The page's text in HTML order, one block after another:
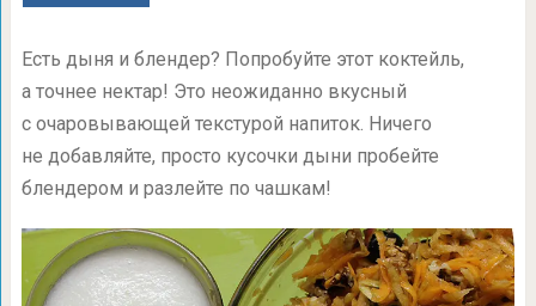
Есть дыня и блендер? Попробуйте этот коктейль,
а точнее нектар! Это неожиданно вкусный
с очаровывающей текстурой напиток. Ничего
не добавляйте, просто кусочки дыни пробейте
блендером и разлейте по чашкам!